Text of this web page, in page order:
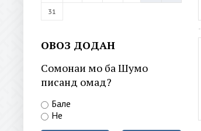
31
ОВОЗ ДОДАН
Сомонаи мо ба Шумо
писанд омад?
Бале
Не